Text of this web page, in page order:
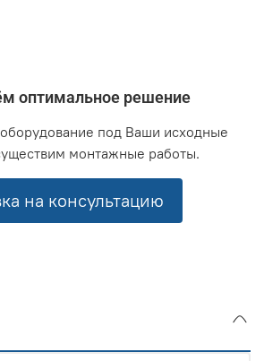
оптимальное решение
под Ваши исходные
монтажные работы.
на консультацию